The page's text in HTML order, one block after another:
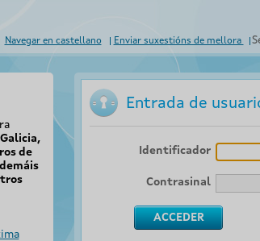
Navegar en castellano Enviar suxestións de mellora
de
Entrada de
Identificador
Contrasinal